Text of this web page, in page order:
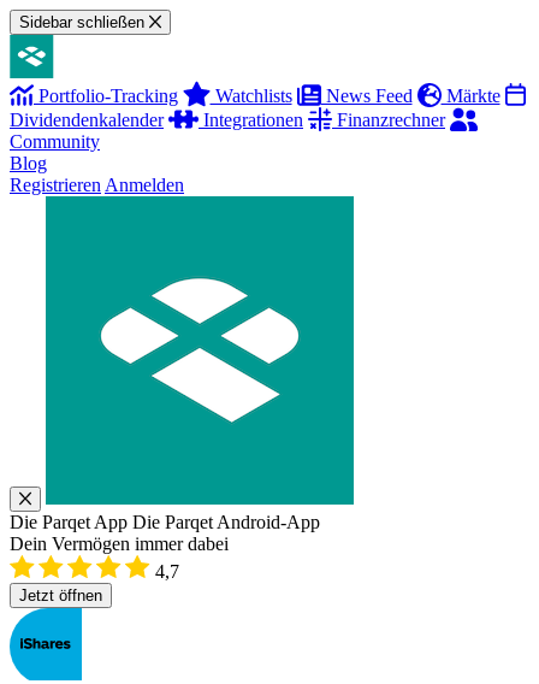
Sidebar schließen
Portfolio-Tracking Watchlists News Feed
Märkte
Dividendenkalender
Integrationen
Finanzrechner
Community
Blog
Registrieren Anmelden
Die Parqet App Die Parqet Android-App
Dein Vermögen immer dabei
4,7
Jetzt öffnen